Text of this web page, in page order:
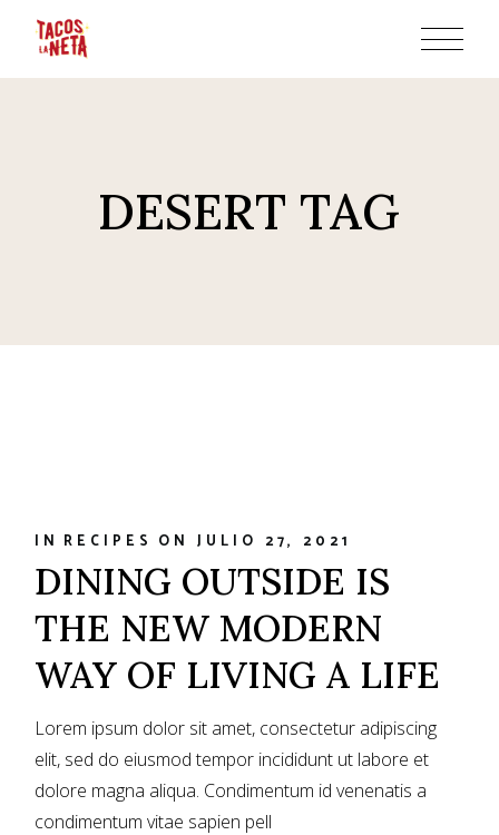
content
DESERT TAG
IN RECIPES ON JULIO 27, 2021
DINING OUTSIDE IS
THE NEW MODERN
WAY OF LIVING A LIFE
Lorem ipsum dolor sit amet, consectetur adipiscing
elit, sed do eiusmod tempor incididunt ut labore et
dolore magna aliqua. Condimentum id venenatis a
condimentum vitae sapien pell